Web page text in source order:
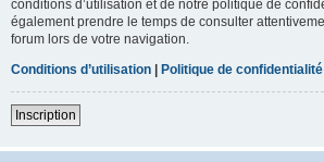
conditions d’utilisation et de notre politique de
également prendre le temps de consulter
forum lors de votre navigation.
Conditions d’utilisation | Politique de confidentialité
Inscription